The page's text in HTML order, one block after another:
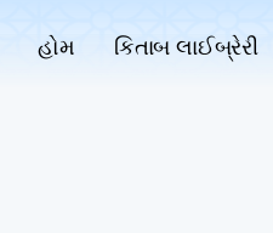
હોમ કિતાબ લાઈબ્રેરી